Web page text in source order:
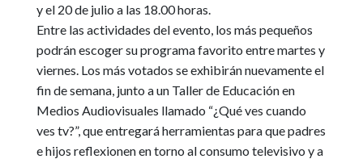
y el 20 de julio a las 18.00 horas.
Entre las actividades del evento, los más pequeños
podrán escoger su programa favorito entre martes y
viernes. Los más votados se exhibirán nuevamente el
fin de semana, junto a un Taller de Educación en
Medios Audiovisuales llamado “¿Qué ves cuando
ves tv?”, que entregará herramientas para que padres
e hijos reflexionen en torno al consumo televisivo y a